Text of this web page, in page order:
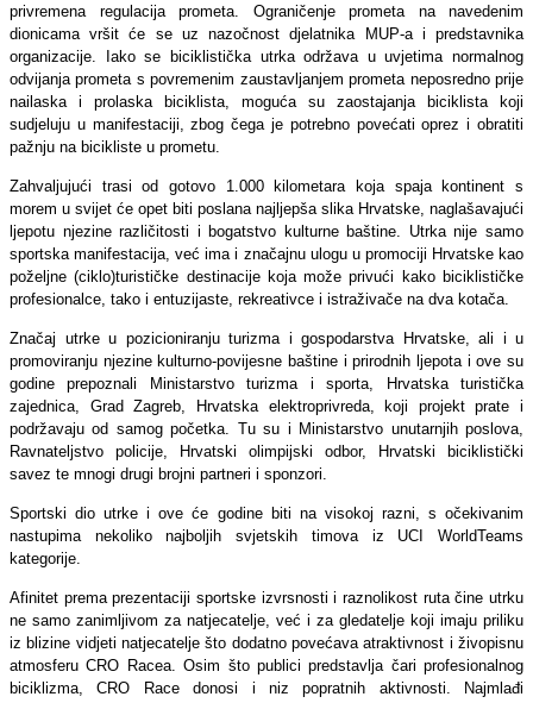
privremena regulacija prometa. Ograničenje prometa na navedenim
dionicama vršit će se uz nazočnost djelatnika MUP-a i predstavnika
organizacije. Iako se biciklistička utrka održava u uvjetima normalnog
odvijanja prometa s povremenim zaustavljanjem prometa neposredno prije
nailaska i prolaska biciklista, moguća su zaostajanja biciklista koji
sudjeluju u manifestaciji, zbog čega je potrebno povećati oprez i obratiti
pažnju na bicikliste u prometu.
Zahvaljujući trasi od gotovo 1.000 kilometara koja spaja kontinent s
morem u svijet će opet biti poslana najljepša slika Hrvatske, naglašavajući
ljepotu njezine različitosti i bogatstvo kulturne baštine. Utrka nije samo
sportska manifestacija, već ima i značajnu ulogu u promociji Hrvatske kao
poželjne (ciklo)turističke destinacije koja može privući kako biciklističke
profesionalce, tako i entuzijaste, rekreativce i istraživače na dva kotača.
Značaj utrke u pozicioniranju turizma i gospodarstva Hrvatske, ali i u
promoviranju njezine kulturno-povijesne baštine i prirodnih ljepota i ove su
godine prepoznali Ministarstvo turizma i sporta, Hrvatska turistička
zajednica, Grad Zagreb, Hrvatska elektroprivreda, koji projekt prate i
podržavaju od samog početka. Tu su i Ministarstvo unutarnjih poslova,
Ravnateljstvo policije, Hrvatski olimpijski odbor, Hrvatski biciklistički
savez te mnogi drugi brojni partneri i sponzori.
Sportski dio utrke i ove će godine biti na visokoj razni, s očekivanim
nastupima nekoliko najboljih svjetskih timova iz UCI WorldTeams
kategorije.
Afinitet prema prezentaciji sportske izvrsnosti i raznolikost ruta čine utrku
ne samo zanimljivom za natjecatelje, već i za gledatelje koji imaju priliku
iz blizine vidjeti natjecatelje što dodatno povećava atraktivnost i živopisnu
atmosferu CRO Racea. Osim što publici predstavlja čari profesionalnog
biciklizma, CRO Race donosi i niz popratnih aktivnosti. Najmlađi